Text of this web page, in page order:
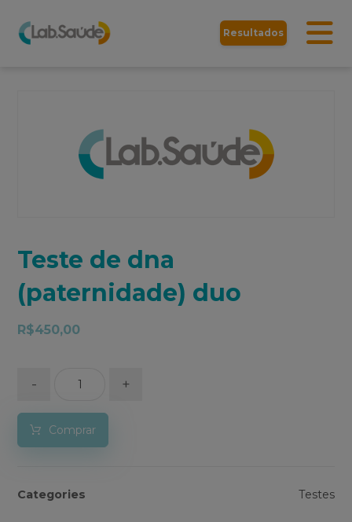
Resultados
Teste de dna
(paternidade) duo
R$450,00
- +
Comprar
Categories Testes